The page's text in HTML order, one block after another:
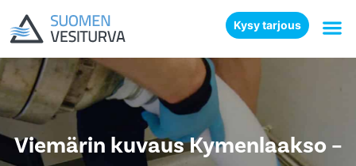
Kysy tarjous
Viemärin kuvaus Kymenlaakso –